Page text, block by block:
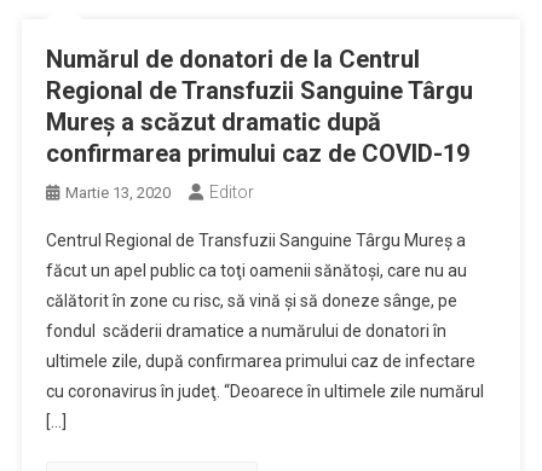
Numărul de donatori de la Centrul
Regional de Transfuzii Sanguine Târgu
Mureş a scăzut dramatic după
confirmarea primului caz de COVID-19
Martie 13, 2020 Editor
Centrul Regional de Transfuzii Sanguine Târgu Mureş a
făcut un apel public ca toţi oamenii sănătoşi, care nu au
călătorit în zone cu risc, să vină şi să doneze sânge, pe
fondul scăderii dramatice a numărului de donatori în
ultimele zile, după confirmarea primului caz de infectare
cu coronavirus în judeţ. “Deoarece în ultimele zile numărul
[…]